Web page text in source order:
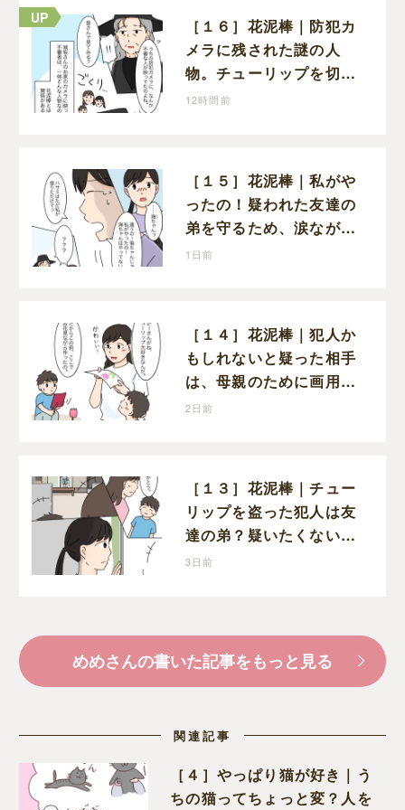
［１６］花泥棒｜防犯カ
メラに残された謎の人
物。チューリップを切っ
た犯人につながる証拠に
12時間前
［１５］花泥棒｜私がや
ったの！疑われた友達の
弟を守るため、涙ながら
に自分が犯人だと名乗り
1日前
［１４］花泥棒｜犯人か
もしれないと疑った相手
は、母親のために画用紙
でチューリップを作って
2日前
［１３］花泥棒｜チュー
リップを盗った犯人は友
達の弟？疑いたくない気
持ちと真実の間でひとり
3日前
めめさんの書いた記事をもっと見る
関連記事
［４］やっぱり猫が好き｜う
ちの猫ってちょっと変？人を